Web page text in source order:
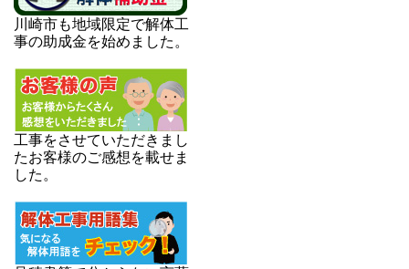
川崎市も地域限定で解体工
事の助成金を始めました。
工事をさせていただきまし
たお客様のご感想を載せま
した。